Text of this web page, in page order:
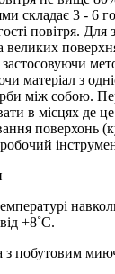
складає 3 - 6
повітря. Для
великих
матеріал з
між собою.
в місцях де
поверхонь
+8˚С.
з побутовим